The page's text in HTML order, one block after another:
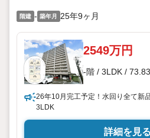
階建 - 築年月 25年9ヶ月
2549万円
-階 / 3LDK / 73.83
26年10月完工予定！水回り全て新
3LDK
詳細を見る